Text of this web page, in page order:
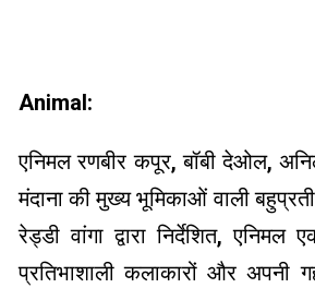
Animal:
एनिमल रणबीर कपूर, बॉबी देओल,
मंदाना की मुख्य भूमिकाओं वाली
रेड्डी वांगा द्वारा निर्देशित,
प्रतिभाशाली कलाकारों और अपनी